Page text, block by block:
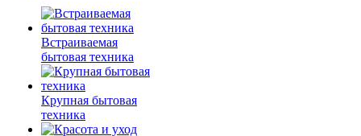
Встраиваемая
бытовая техника
Крупная бытовая
техника